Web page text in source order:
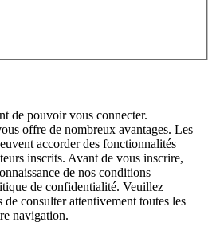
de pouvoir vous connecter.
offre de nombreux avantages. Les
accorder des fonctionnalités
inscrits. Avant de vous inscrire,
de nos conditions
de confidentialité. Veuillez
de consulter attentivement toutes les
navigation.